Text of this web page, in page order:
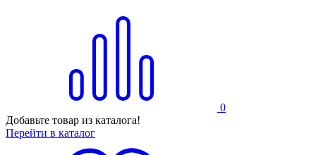
0
Добавьте товар из каталога!
Перейти в каталог